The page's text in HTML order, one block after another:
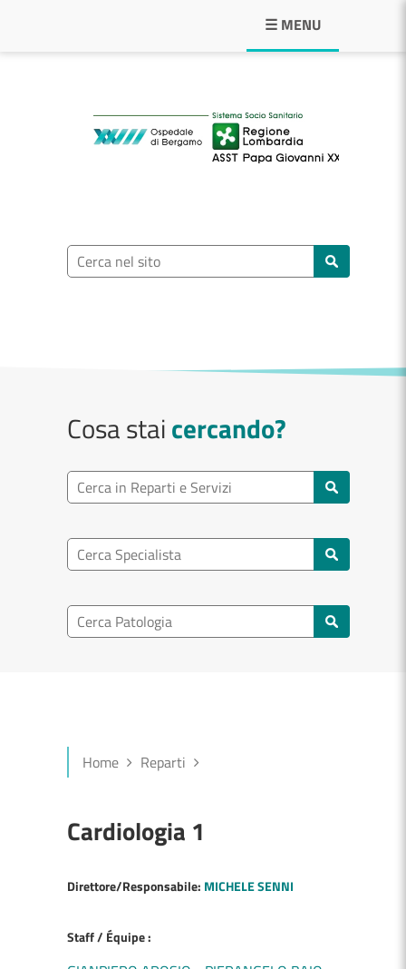
☰ MENU
ASST Papa
Ricerca nel sito
Cosa staicercando?
Ricerca reparto
Ricerca specialisti
Ricerca nel patologia
Home Reparti
Cardiologia 1
Direttore/Responsabile: MICHELE SENNI
Staff / Équipe :